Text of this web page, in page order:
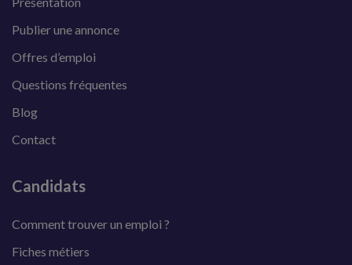
Publier une annonce
Offres d’emploi
Questions fréquentes
Blog
Contact
Candidats
Comment trouver un emploi ?
Fiches métiers